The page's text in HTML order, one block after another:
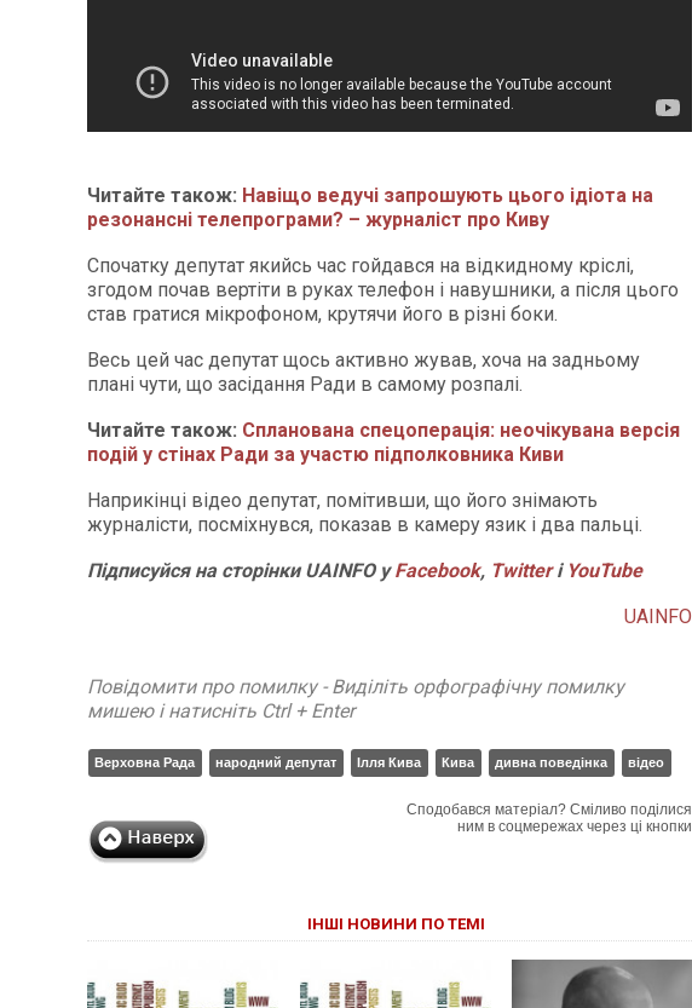
Читайте також: Навіщо ведучі запрошують цього ідіота на
резонансні телепрограми? – журналіст про Киву
Спочатку депутат якийсь час гойдався на відкидному кріслі,
згодом почав вертіти в руках телефон і навушники, а після цього
став гратися мікрофоном, крутячи його в різні боки.
Весь цей час депутат щось активно жував, хоча на задньому
плані чути, що засідання Ради в самому розпалі.
Читайте також: Спланована спецоперація: неочікувана версія
подій у стінах Ради за участю підполковника Киви
Наприкінці відео депутат, помітивши, що його знімають
журналісти, посміхнувся, показав в камеру язик і два пальці.
Підписуйся на сторінки UAINFO уFacebook, Twitter і YouTube
UAINFO
Повідомити про помилку - Виділіть орфографічну помилку
мишею і натисніть Ctrl + Enter
Верховна Рада народний депутат Ілля Кива Кива дивна поведінка відео
Сподобався матеріал? Сміливо поділися
ним в соцмережах через ці кнопки
ІНШІ НОВИНИ ПО ТЕМІ